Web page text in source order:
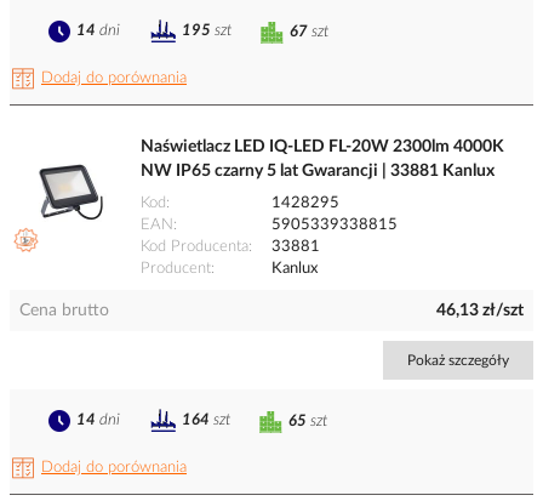
Dodaj do porównania
67 szt
14 dni 195 szt
Naświetlacz LED IQ-LED FL-20W 2300lm 4000K
NW IP65 czarny 5 lat Gwarancji | 33881 Kanlux
Kod
1428295
EAN
5905339338815
Kod Producenta
33881
Producent
Kanlux
Cena brutto 46,13 zł/szt
Pokaż szczegóły
Dodaj do porównania
65 szt
14 dni 164 szt